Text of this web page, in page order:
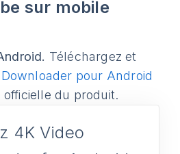
sur mobile
Téléchargez et
pour Android
du produit.
4K Video